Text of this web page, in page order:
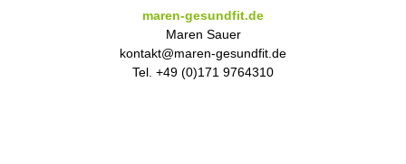
maren-gesundfit.de
Maren Sauer
kontakt@maren-gesundfit.de
Tel. +49 (0)171 9764310